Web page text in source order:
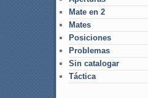
Mate en 2
Mates
Posiciones
Problemas
Sin catalogar
Táctica